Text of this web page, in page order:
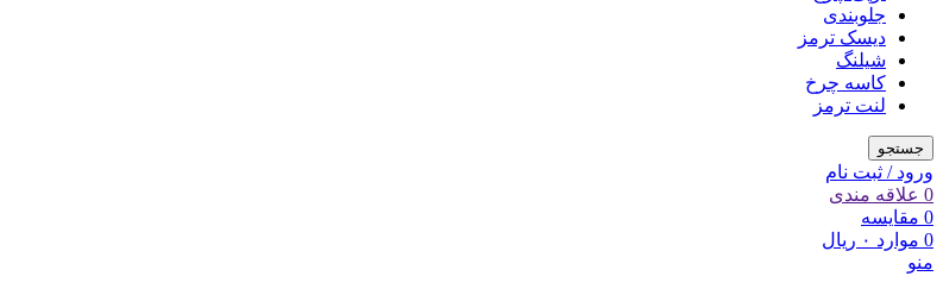
جلوبندی
دیسک ترمز
شیلنگ
کاسه چرخ
لنت ترمز
جستجو
ورود / ثبت نام
0 علاقه مندی
0 مقایسه
0 موارد ۰ ریال
منو